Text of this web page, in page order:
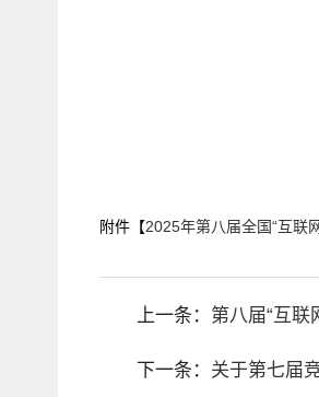
附件【2025年第八届全国“互联
上一条： 第八届“互联
下一条： 关于第七届